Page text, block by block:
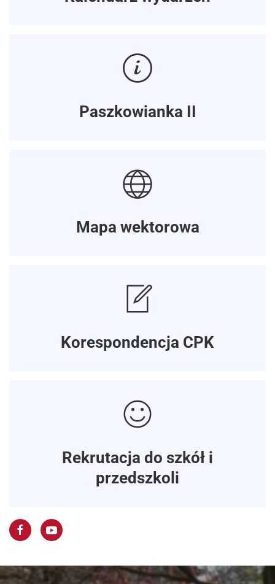
Paszkowianka II
Mapa wektorowa
Korespondencja CPK
Rekrutacja do szkół i
przedszkoli